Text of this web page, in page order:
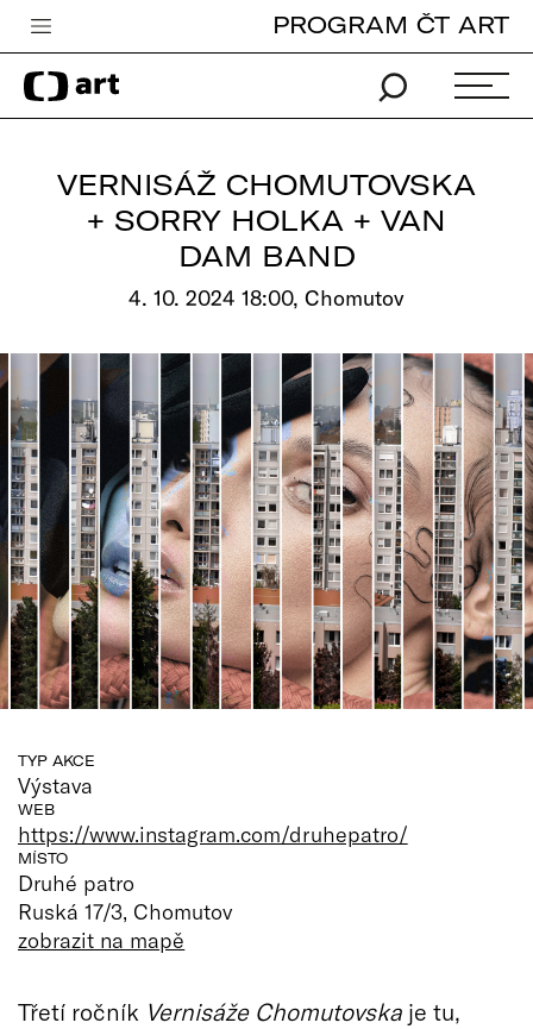
Česká televize
Zpravodajství
edu
Vše o ČT
PROGRAM ČT ART
VERNISÁŽ CHOMUTOVSKA
+ SORRY HOLKA + VAN
DAM BAND
4. 10. 2024 18:00, Chomutov
TYP AKCE
Výstava
WEB
https://www.instagram.com/druhepatro/
MÍSTO
Druhé patro
Ruská 17/3, Chomutov
zobrazit na mapě
Třetí ročník Vernisáže Chomutovska je tu,